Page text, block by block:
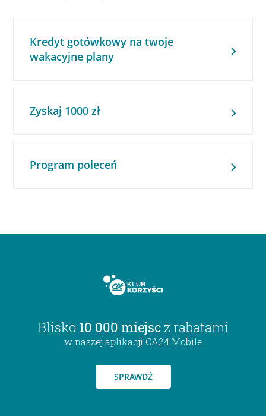
Kredyt gotówkowy na twoje
wakacyjne plany
Zyskaj 1000 zł
Program poleceń
Blisko 10 000 miejsc z rabatami
w naszej aplikacji CA24 Mobile
SPRAWDŹ